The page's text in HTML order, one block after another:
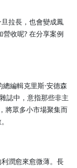
拉長，也會變成鳳
收呢? 在分享案例
編輯克里斯·安德森
誌中，意指那些非主
將眾多小市場聚集而
潤愈來愈微薄。長